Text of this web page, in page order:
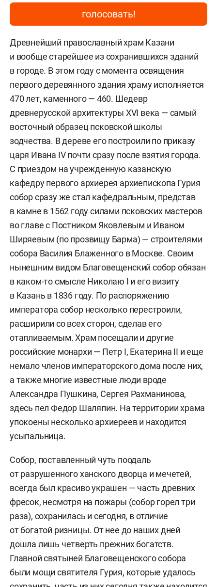
голосовать!
Древнейший православный храм Казани
и вообще старейшее из сохранившихся зданий
в городе. В этом году с момента освящения
первого деревянного здания храму исполняется
470 лет, каменного — 460. Шедевр
древнерусской архитектуры XVI века — самый
восточный образец псковской школы
зодчества. В дереве его построили по приказу
царя Ивана IV почти сразу после взятия города.
С приездом на учрежденную казанскую
кафедру первого архиерея архиепископа Гурия
собор сразу же стал кафедральным, представ
в камне в 1562 году силами псковских мастеров
во главе с Постником Яковлевым и Иваном
Ширяевым (по прозвищу Барма) — строителями
собора Василия Блаженного в Москве. Своим
нынешним видом Благовещенский собор обязан
в каком-то смысле Николаю I и его визиту
в Казань в 1836 году. По распоряжению
императора собор несколько перестроили,
расширили со всех сторон, сделав его
отапливаемым. Храм посещали и другие
российские монархи — Петр I, Екатерина II и еще
немало членов императорского дома после них,
а также многие известные люди вроде
Александра Пушкина, Сергея Рахманинова,
здесь пел Федор Шаляпин. На территории храма
упокоены несколько архиереев и находится
усыпальница.
Собор, поставленный чуть поодаль
от разрушенного ханского дворца и мечетей,
всегда был красиво украшен — часть древних
фресок, несмотря на пожары (собор горел три
раза), сохранилась и сегодня, в отличие
от богатой ризницы. От нее до наших дней
дошла лишь четверть прежних богатств.
Главной святыней Благовещенского собора
были мощи святителя Гурия, которые удалось